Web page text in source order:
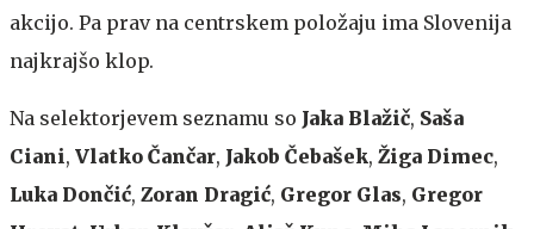
akcijo. Pa prav na centrskem položaju ima Slovenija
najkrajšo klop.
Na selektorjevem seznamu so Jaka Blažič, Saša
Ciani, Vlatko Čančar, Jakob Čebašek, Žiga Dimec,
Luka Dončić, Zoran Dragić, Gregor Glas, Gregor